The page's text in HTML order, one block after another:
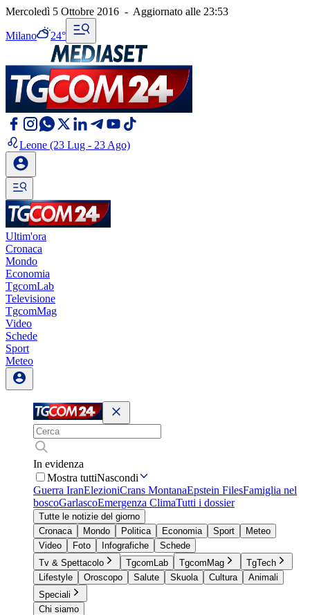
Mercoledì 5 Ottobre 2016 - Aggiornato alle 23:53
Milano 24°
Leone (23 Lug - 23 Ago)
Ultim'ora
Cronaca
Mondo
Economia
TgcomLab
Televisione
TgcomMag
Video
Schede
Sport
Meteo
In evidenza
Mostra tuttiNascondi
Guerra IranElezioniCrans MontanaEpstein FilesFamiglia nel
boscoGarlascoEmergenza ClimaTutti i dossier
Tutte le notizie del giorno
Cronaca
Mondo Politica Economia Sport
Meteo
Video
Foto Infografiche
Schede
Tv & Spettacolo
TgcomLab TgcomMag
TgTech
Lifestyle
Oroscopo Salute Skuola Cultura
Animali
Speciali
Chi siamo